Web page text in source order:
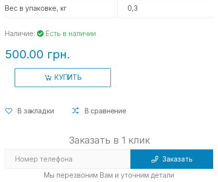
Вес в упаковке, кг 0,3
Наличие: Есть в наличии
500.00 грн.
КУПИТЬ
В закладки В сравнение
Заказать в 1 клик
Заказать
Мы перезвоним Вам и уточним детали